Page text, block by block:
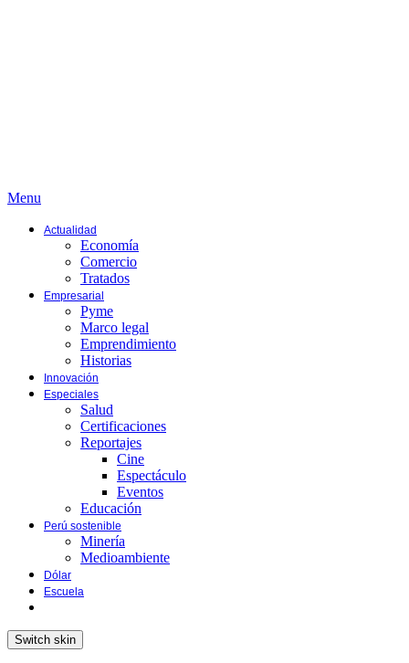
Menu
Actualidad
Economía
Comercio
Tratados
Empresarial
Pyme
Marco legal
Emprendimiento
Historias
Innovación
Especiales
Salud
Certificaciones
Reportajes
Cine
Espectáculo
Eventos
Educación
Perú sostenible
Minería
Medioambiente
Dólar
Escuela
Switch skin